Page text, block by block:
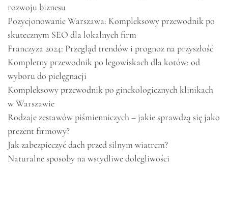
rozwoju biznesu
Pozycjonowanie Warszawa: Kompleksowy przewodnik po
skutecznym SEO dla lokalnych firm
Franczyza 2024: Przegląd trendów i prognoz na przyszłość
Kompletny przewodnik po legowiskach dla kotów: od
wyboru do pielęgnacji
Kompleksowy przewodnik po ginekologicznych klinikach
w Warszawie
Rodzaje zestawów piśmienniczych – jakie sprawdzą się jako
prezent firmowy?
Jak zabezpieczyć dach przed silnym wiatrem?
Naturalne sposoby na wstydliwe dolegliwości